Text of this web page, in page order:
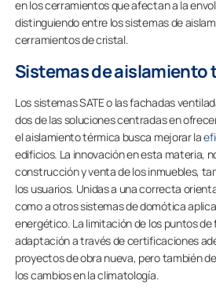
en los cerramientos que afectan a la
distinguiendo entre los sistemas de
cerramientos de cristal.
Sistemas de aislamiento
Los sistemas SATE o las fachadas
dos de las soluciones centradas en
el aislamiento térmica busca mejorar la
edificios. La innovación en esta materia,
construcción y venta de los inmuebles,
los usuarios. Unidas a una correcta
como a otros sistemas de domótica
energético. La limitación de los puntos de
adaptación a través de certificaciones
proyectos de obra nueva, pero también
los cambios en la climatología.